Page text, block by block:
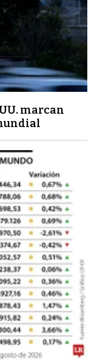
marcan